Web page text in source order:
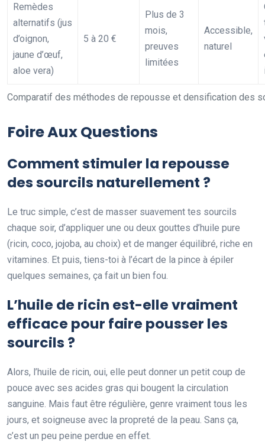
Comparatif des méthodes de repousse et densification des
Remèdes
alternatifs (jus
d’oignon,
jaune d’œuf,
aloe vera)
5 à 20 €
Plus de 3
mois,
preuves
limitées
Accessible,
naturel
Foire Aux Questions
Comment stimuler la repousse
des sourcils naturellement ?
Le truc simple, c’est de masser suavement tes sourcils
chaque soir, d’appliquer une ou deux gouttes d’huile pure
(ricin, coco, jojoba, au choix) et de manger équilibré, riche en
vitamines. Et puis, tiens-toi à l’écart de la pince à épiler
quelques semaines, ça fait un bien fou.
L’huile de ricin est-elle vraiment
efficace pour faire pousser les
sourcils ?
Alors, l’huile de ricin, oui, elle peut donner un petit coup de
pouce avec ses acides gras qui bougent la circulation
sanguine. Mais faut être régulière, genre vraiment tous les
jours, et soigneuse avec la propreté de la peau. Sans ça,
c’est un peu peine perdue en effet.